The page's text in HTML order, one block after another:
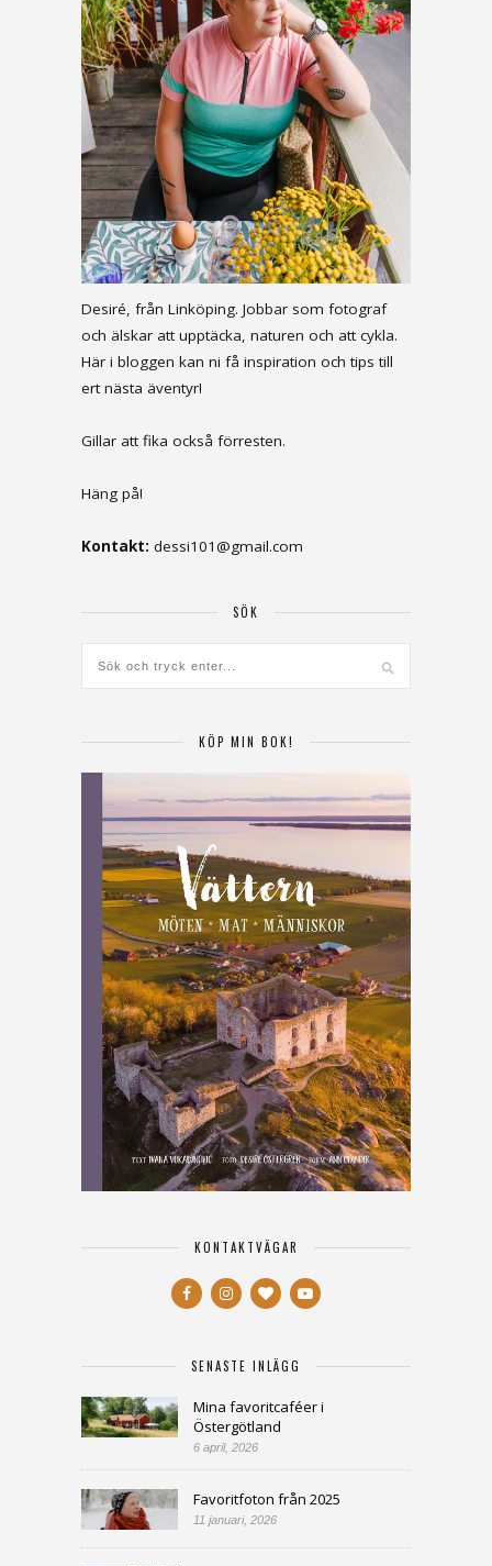
Desiré, från Linköping. Jobbar som fotograf
och älskar att upptäcka, naturen och att cykla.
Här i bloggen kan ni få inspiration och tips till
ert nästa äventyr!
Gillar att fika också förresten.
Häng på!
Kontakt: dessi101@gmail.com
SÖK
KÖP MIN BOK!
KONTAKTVÄGAR
SENASTE INLÄGG
Mina favoritcaféer i
Östergötland
6 april, 2026
Favoritfoton från 2025
11 januari, 2026